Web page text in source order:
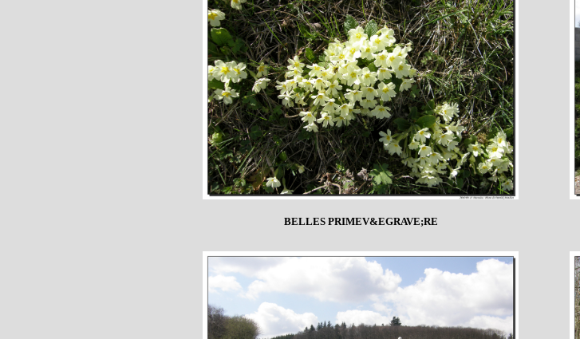
BELLES PRIMEV&EGRAVE;RE